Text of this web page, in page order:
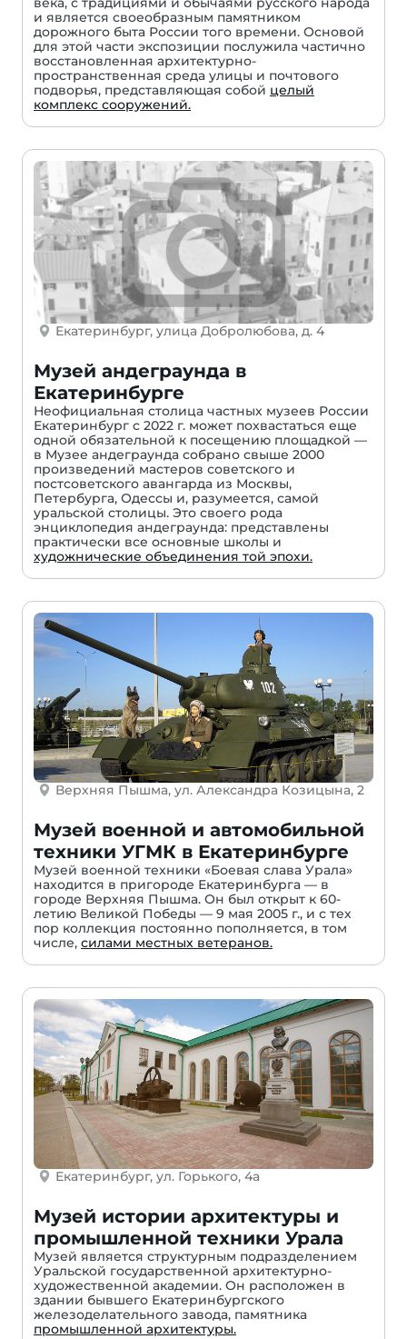
и является своеобразным памятником
дорожного быта России того времени. Основой
для этой части экспозиции послужила частично
восстановленная архитектурно-
пространственная среда улицы и почтового
подворья, представляющая собой целый
комплекс сооружений.
Екатеринбург, улица Добролюбова, д. 4
Музей андеграунда в
Екатеринбурге
Неофициальная столица частных музеев России
Екатеринбург с 2022 г. может похвастаться еще
одной обязательной к посещению площадкой —
в Музее андеграунда собрано свыше 2000
произведений мастеров советского и
постсоветского авангарда из Москвы,
Петербурга, Одессы и, разумеется, самой
уральской столицы. Это своего рода
энциклопедия андеграунда: представлены
практически все основные школы и
художнические объединения той эпохи.
Верхняя Пышма, ул. Александра Козицына, 2
Музей военной и автомобильной
техники УГМК в Екатеринбурге
Музей военной техники «Боевая слава Урала»
находится в пригороде Екатеринбурга — в
городе Верхняя Пышма. Он был открыт к 60-
летию Великой Победы — 9 мая 2005 г., и с тех
пор коллекция постоянно пополняется, в том
числе, силами местных ветеранов.
Екатеринбург, ул. Горького, 4а
Музей истории архитектуры и
промышленной техники Урала
Музей является структурным подразделением
Уральской государственной архитектурно-
художественной академии. Он расположен в
здании бывшего Екатеринбургского
железоделательного завода, памятника
промышленной архитектуры.